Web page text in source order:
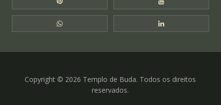
Pinterest Templo de Buda YouTube Templo
WhatsApp Templo de Buda LinkedIn Templo
Copyright © 2026 Templo de Buda. Todos os direitos
reservados.